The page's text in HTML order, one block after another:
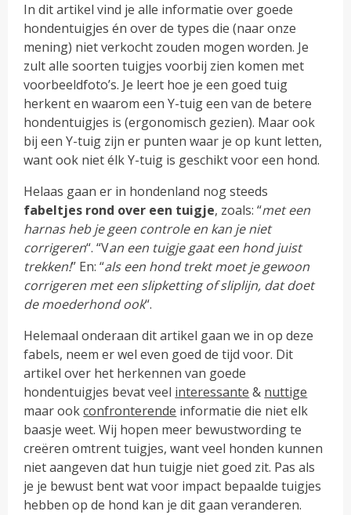
In dit artikel vind je alle informatie over goede
hondentuigjes én over de types die (naar onze
mening) niet verkocht zouden mogen worden. Je
zult alle soorten tuigjes voorbij zien komen met
voorbeeldfoto’s. Je leert hoe je een goed tuig
herkent en waarom een Y-tuig een van de betere
hondentuigjes is (ergonomisch gezien). Maar ook
bij een Y-tuig zijn er punten waar je op kunt letten,
want ook niet élk Y-tuig is geschikt voor een hond.
Helaas gaan er in hondenland nog steeds
fabeltjes rond over een tuigje, zoals: “met een
harnas heb je geen controle en kan je niet
corrigeren“. “Van een tuigje gaat een hond juist
trekken!” En: “als een hond trekt moet je gewoon
corrigeren met een slipketting of sliplijn, dat doet
de moederhond ook“.
Helemaal onderaan dit artikel gaan we in op deze
fabels, neem er wel even goed de tijd voor. Dit
artikel over het herkennen van goede
hondentuigjes bevat veel interessante & nuttige
maar ookconfronterende informatie die niet elk
baasje weet. Wij hopen meer bewustwording te
creëren omtrent tuigjes, want veel honden kunnen
niet aangeven dat hun tuigje niet goed zit. Pas als
je je bewust bent wat voor impact bepaalde tuigjes
hebben op de hond kan je dit gaan veranderen.